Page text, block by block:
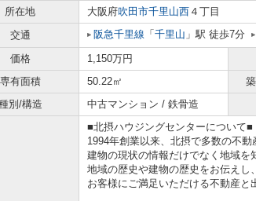
所在地 大阪府吹田市千里山西 ４丁目
交通
阪急千里線 「 千里山 」駅 徒歩7分
価格 1,150万円
専有面積
50.22㎡
別/構造
中古マンション / 鉄骨造
■北摂ハウジングセンターについて■
1994年創業以来、北摂で多数の不動
建物の現状の情報だけでなく地域を
地域の歴史や建物の歴史をお伝えし、
お客様にご満足いただける不動産と